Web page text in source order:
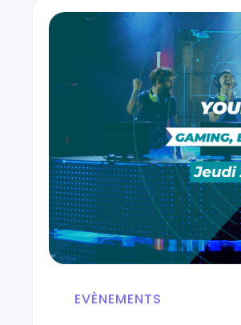
EVÈNEMENTS